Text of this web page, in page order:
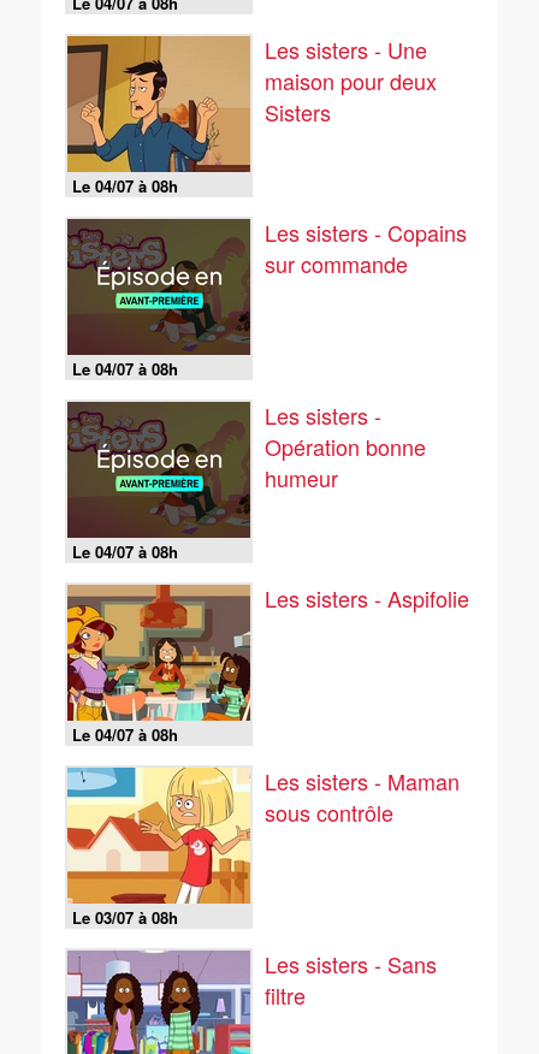
Le 04/07 à 08h
Les sisters - Une
maison pour deux
Sisters
Le 04/07 à 08h
Les sisters - Copains
sur commande
Le 04/07 à 08h
Les sisters -
Opération bonne
humeur
Le 04/07 à 08h
Les sisters - Aspifolie
Le 03/07 à 08h
Les sisters - Maman
sous contrôle
Les sisters - Sans
filtre